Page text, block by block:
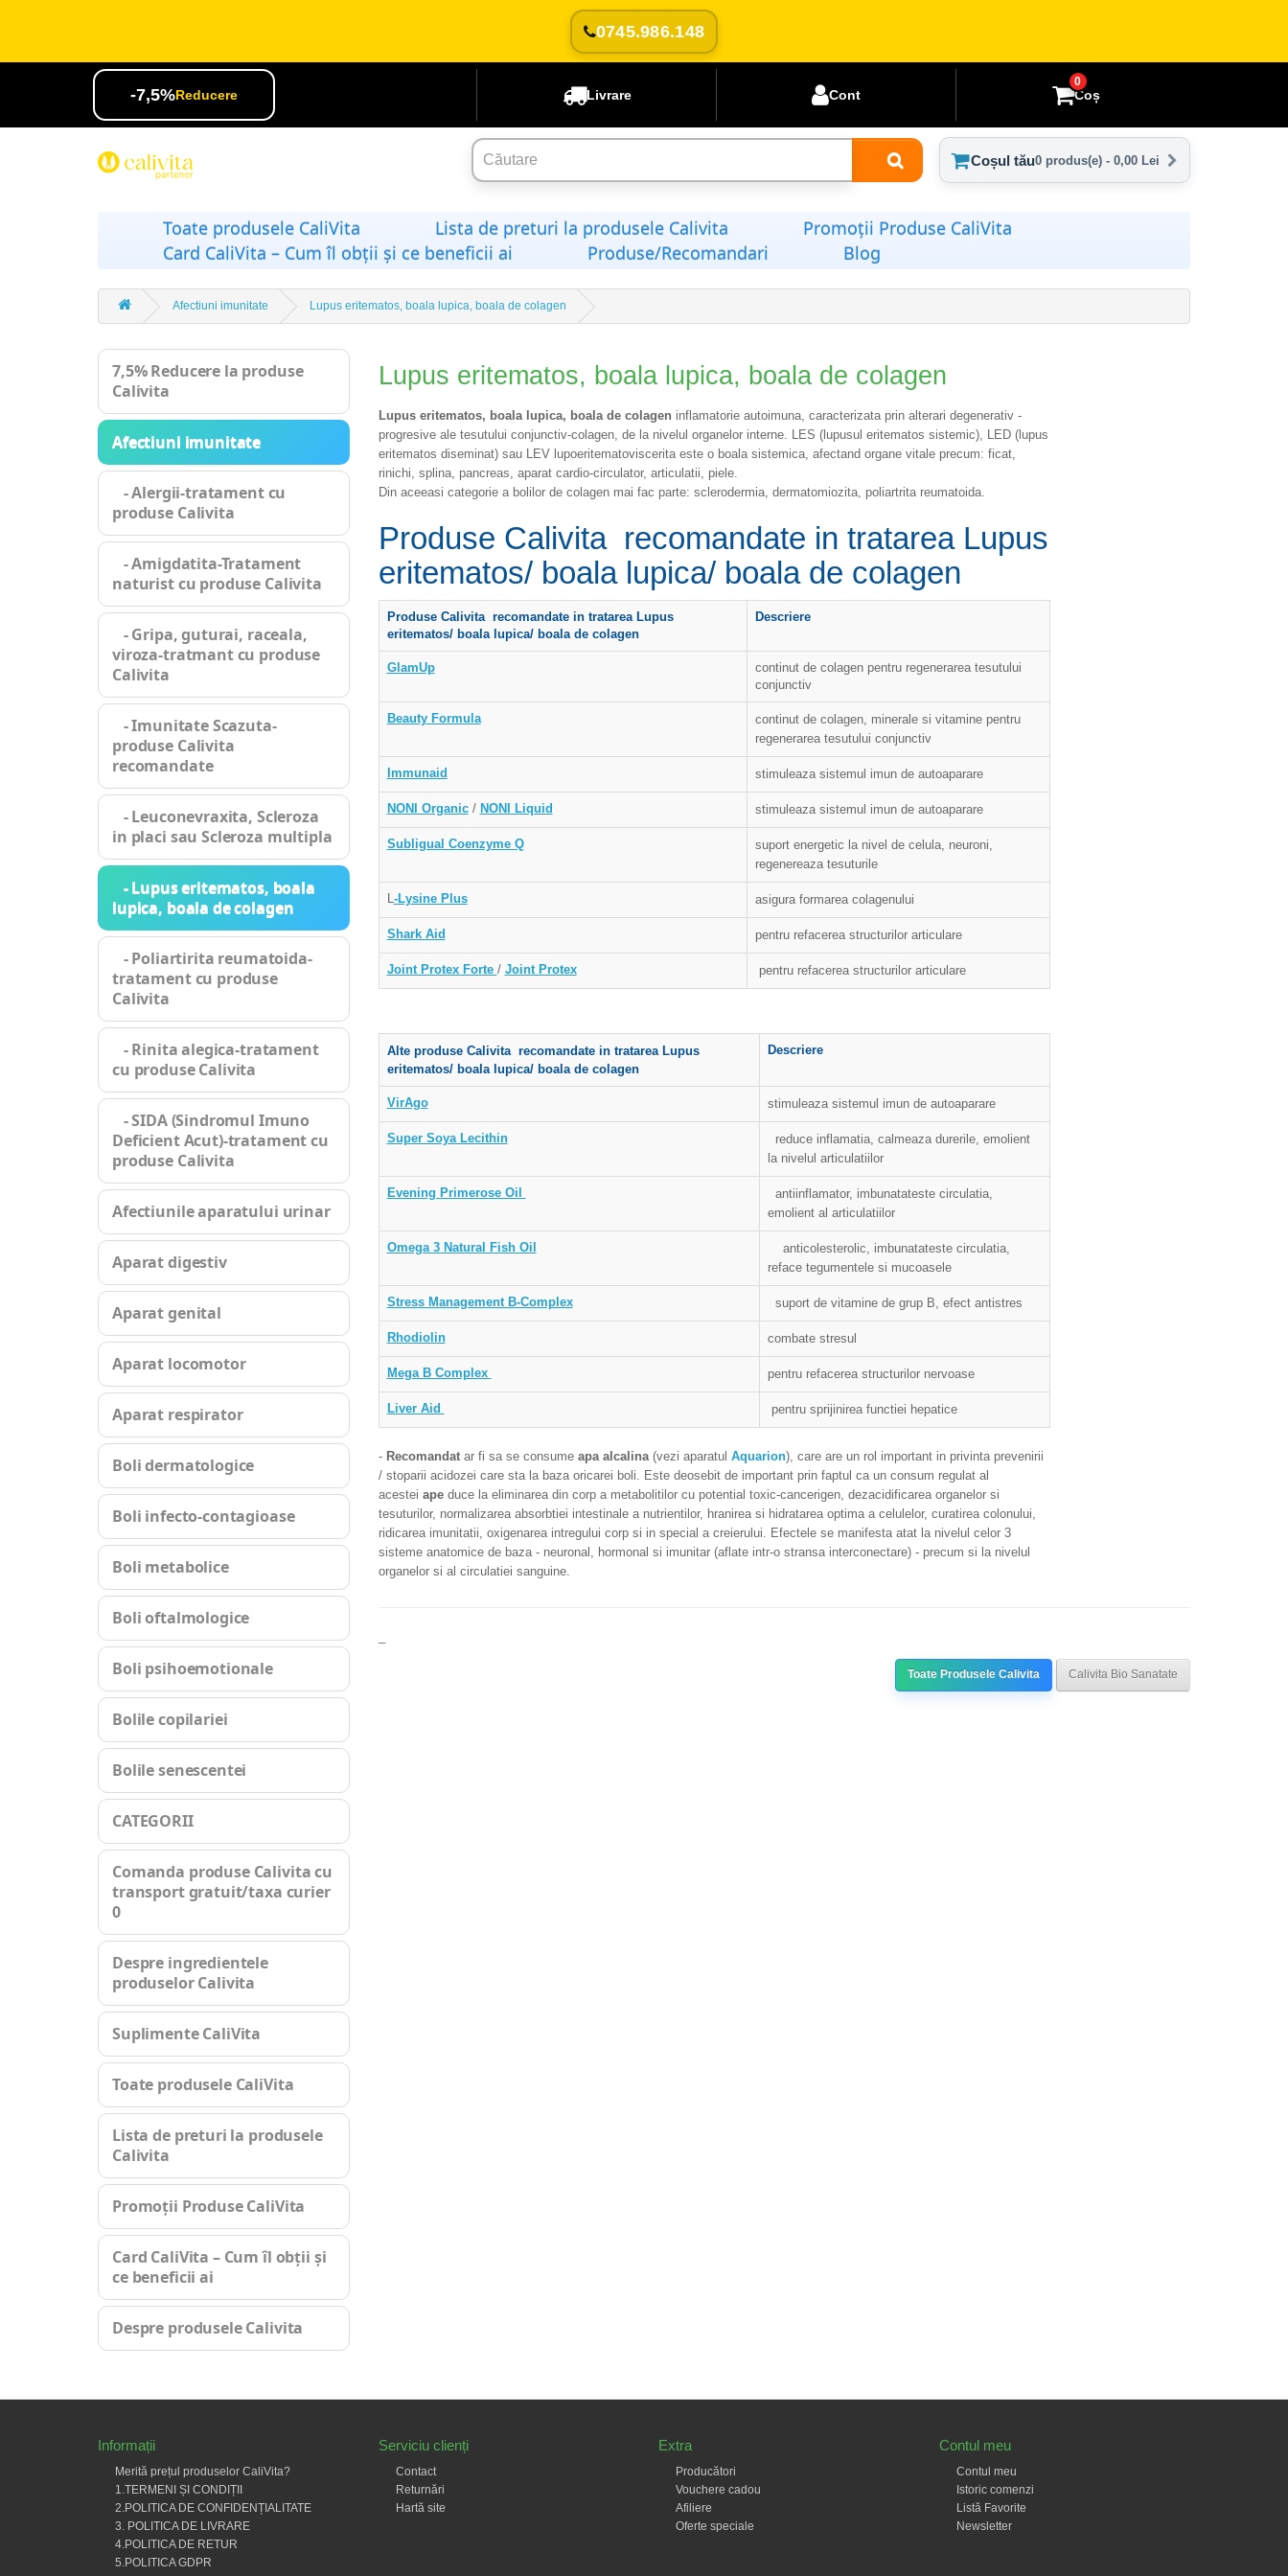
0745.986.148
-7,5%Reducere Livrare Cont
0
Coș
Coșul tău0 produs(e) - 0,00 Lei
Toate produsele CaliVita Lista de preturi la produsele Calivita
Promoții Produse CaliVita
Card CaliVita – Cum îl obții și ce beneficii ai
Produse/Recomandari Blog
Afectiuni imunitate Lupus eritematos, boala lupica, boala de colagen
7,5% Reducere la produse
Calivita
Afectiuni imunitate
- Alergii-tratament cu
produse Calivita
- Amigdatita-Tratament
naturist cu produse Calivita
- Gripa, guturai, raceala,
viroza-tratmant cu produse
Calivita
- Imunitate Scazuta-
produse Calivita
recomandate
- Leuconevraxita, Scleroza
in placi sau Scleroza multipla
- Lupus eritematos, boala
lupica, boala de colagen
- Poliartirita reumatoida-
tratament cu produse
Calivita
- Rinita alegica-tratament
cu produse Calivita
- SIDA (Sindromul Imuno
Deficient Acut)-tratament cu
produse Calivita
Afectiunile aparatului urinar
Aparat digestiv
Aparat genital
Aparat locomotor
Aparat respirator
Boli dermatologice
Boli infecto-contagioase
Boli metabolice
Boli oftalmologice
Boli psihoemotionale
Bolile copilariei
Bolile senescentei
CATEGORII
Comanda produse Calivita cu
transport gratuit/taxa curier
0
Despre ingredientele
produselor Calivita
Suplimente CaliVita
Toate produsele CaliVita
Lista de preturi la produsele
Calivita
Promoții Produse CaliVita
Card CaliVita – Cum îl obții și
ce beneficii ai
Despre produsele Calivita
Lupus eritematos, boala lupica, boala de colagen
Lupus eritematos, boala lupica, boala de colagen inflamatorie autoimuna, caracterizata prin alterari degenerativ -
progresive ale tesutului conjunctiv-colagen, de la nivelul organelor interne. LES (lupusul eritematos sistemic), LED (lupus
eritematos diseminat) sau LEV lupoeritematoviscerita este o boala sistemica, afectand organe vitale precum: ficat,
rinichi, splina, pancreas, aparat cardio-circulator, articulatii, piele.
Din aceeasi categorie a bolilor de colagen mai fac parte: sclerodermia, dermatomiozita, poliartrita reumatoida.
Produse Calivita recomandate in tratarea Lupus
eritematos/ boala lupica/ boala de colagen
Produse Calivita recomandate in tratarea Lupus
eritematos/ boala lupica/ boala de colagen
Descriere
GlamUp
continut de colagen pentru regenerarea tesutului
conjunctiv
Beauty Formula
continut de colagen, minerale si vitamine pentru
regenerarea tesutului conjunctiv
Immunaid stimuleaza sistemul imun de autoaparare
NONI Organic/ NONI Liquid stimuleaza sistemul imun de autoaparare
Subligual Coenzyme Q
suport energetic la nivel de celula, neuroni,
regenereaza tesuturile
L -Lysine Plus asigura formarea colagenului
Shark Aid pentru refacerea structurilor articulare
Joint Protex Forte / Joint Protex pentru refacerea structurilor articulare
Alte produse Calivita recomandate in tratarea Lupus
eritematos/ boala lupica/ boala de colagen
Descriere
VirAgo stimuleaza sistemul imun de autoaparare
Super Soya Lecithin
reduce inflamatia, calmeaza durerile, emolient
la nivelul articulatiilor
Evening Primerose Oil
antiinflamator, imbunatateste circulatia,
emolient al articulatiilor
Omega 3 Natural Fish Oil
anticolesterolic, imbunatateste circulatia,
reface tegumentele si mucoasele
Stress Management B-Complex suport de vitamine de grup B, efect antistres
Rhodiolin combate stresul
Mega B Complex pentru refacerea structurilor nervoase
Liver Aid pentru sprijinirea functiei hepatice
- Recomandatar fi sa seconsume apa alcalina(vezi aparatul Aquarion), care are un rol important in privinta prevenirii
/ stoparii acidozei care sta la baza oricarei boli. Este deosebit de important prin faptul ca un consum regulat al
acestei ape duce la eliminarea din corp a metabolitilor cu potential toxic-cancerigen, dezacidificarea organelor si
tesuturilor, normalizarea absorbtiei intestinale a nutrientilor, hranirea si hidratarea optima a celulelor, curatirea colonului,
ridicarea imunitatii, oxigenarea intregului corp si in special a creierului. Efectele se manifesta atat la nivelul celor 3
sisteme anatomice de baza - neuronal, hormonal si imunitar (aflate intr-o stransa interconectare) - precum si la nivelul
organelor si al circulatiei sanguine.
Toate Produsele Calivita Calivita Bio Sanatate
Informații
Merită prețul produselor CaliVita?
1.TERMENI ȘI CONDIȚII
2.POLITICA DE CONFIDENȚIALITATE
3. POLITICA DE LIVRARE
4.POLITICA DE RETUR
5.POLITICA GDPR
Serviciu clienți
Contact
Returnări
Hartă site
Extra
Producători
Vouchere cadou
Afiliere
Oferte speciale
Contul meu
Contul meu
Istoric comenzi
Listă Favorite
Newsletter